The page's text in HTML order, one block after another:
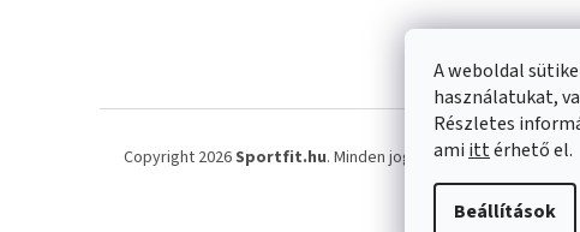
A weboldal
használatukat,
Részletes
ami ittérhető el.
Beállítások
Copyright 2026Sportfit.hu. Minden jog fenntartva.Süti